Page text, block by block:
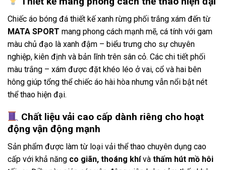
Chiếc áo bóng đá thiết kế xanh rừng phối trắng xám đến từ
MATA SPORT mang phong cách mạnh mẽ, cá tính với gam
màu chủ đạo là xanh đậm – biểu trưng cho sự chuyên
nghiệp, kiên định và bản lĩnh trên sân cỏ. Các chi tiết phối
màu trắng – xám được đặt khéo léo ở vai, cổ và hai bên
hông giúp tổng thể chiếc áo hài hòa nhưng vẫn nổi bật nét
thể thao hiện đại.
Chất liệu vải cao cấp dành riêng cho hoạt
động vận động mạnh
Sản phẩm được làm từ loại vải thể thao chuyên dụng cao
cấp với khả năng co giãn, thoáng khívà thấm hút mồ hôi